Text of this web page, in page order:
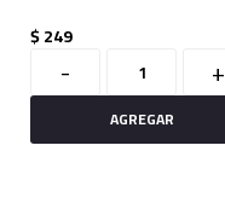
$249
- +